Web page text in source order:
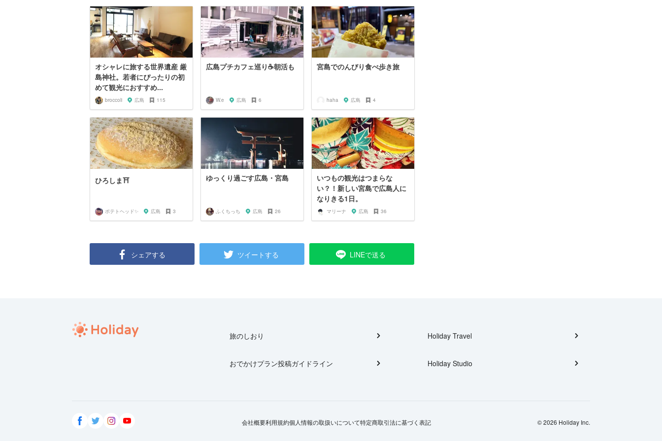
オシャレに旅する世界遺産 厳
島神社。若者にぴったりの初
めて観光におすすめ...
broccoli 広島 115
広島プチカフェ巡り☕️朝活も
W.e 広島 6
宮島でのんびり食べ歩き旅
haha 広島 4
ひろしま⛩
ポテトヘッド✨ 広島 3
ゆっくり過ごす広島・宮島
ふくちっち 広島 26
いつもの観光はつまらな
い？！新しい宮島で広島人に
なりきる1日。
マリーナ 広島 36
シェアする ツイートする LINEで送る
旅のしおり
おでかけプラン投稿ガイドライン
Holiday Travel
Holiday Studio
会社概要利用規約個人情報の取扱いについて特定商取引法に基づく表記 © 2026 Holiday Inc.